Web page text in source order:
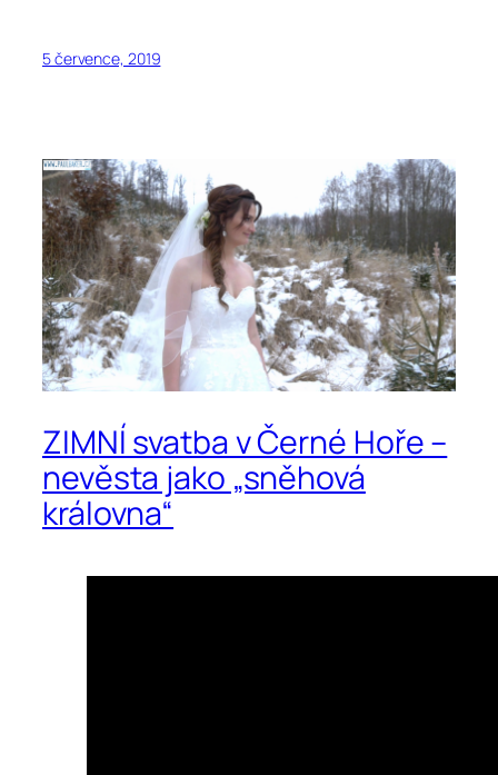
5 července, 2019
ZIMNÍ svatba v Černé Hoře –
nevěsta jako „sněhová
královna“